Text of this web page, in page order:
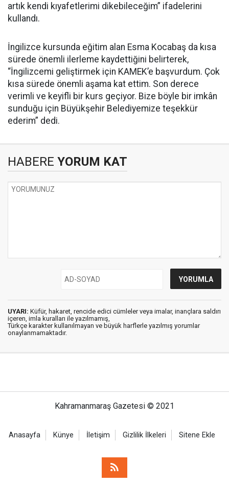
artık kendi kıyafetlerimi dikebileceğim” ifadelerini
kullandı.
İngilizce kursunda eğitim alan Esma Kocabaş da kısa
sürede önemli ilerleme kaydettiğini belirterek,
“İngilizcemi geliştirmek için KAMEK’e başvurdum. Çok
kısa sürede önemli aşama kat ettim. Son derece
verimli ve keyifli bir kurs geçiyor. Bize böyle bir imkân
sunduğu için Büyükşehir Belediyemize teşekkür
ederim” dedi.
HABERE YORUM KAT
UYARI: Küfür, hakaret, rencide edici cümleler veya imalar, inançlara saldırı
içeren, imla kuralları ile yazılmamış,
Türkçe karakter kullanılmayan ve büyük harflerle yazılmış yorumlar
onaylanmamaktadır.
Kahramanmaraş Gazetesi © 2021
Anasayfa Künye İletişim Gizlilik İlkeleri Sitene Ekle